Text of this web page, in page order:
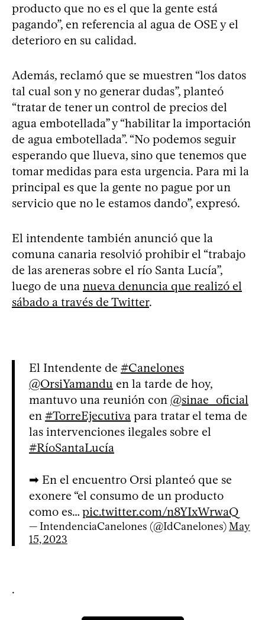
producto que no es el que la gente está
pagando”, en referencia al agua de OSE y el
deterioro en su calidad.
Además, reclamó que se muestren “los datos
tal cual son y no generar dudas”, planteó
“tratar de tener un control de precios del
agua embotellada” y “habilitar la importación
de agua embotellada”. “No podemos seguir
esperando que llueva, sino que tenemos que
tomar medidas para esta urgencia. Para mi la
principal es que la gente no pague por un
servicio que no le estamos dando”, expresó.
El intendente también anunció que la
comuna canaria resolvió prohibir el “trabajo
de las areneras sobre el río Santa Lucía”,
luego de una nueva denuncia que realizó el
sábado a través de Twitter.
El Intendente de #Canelones
@OrsiYamandu en la tarde de hoy,
mantuvo una reunión con @sinae_oficial
en #TorreEjecutiva para tratar el tema de
las intervenciones ilegales sobre el
#RíoSantaLucía
➡ En el encuentro Orsi planteó que se
exonere “el consumo de un producto
como es… pic.twitter.com/n8YIxWrwaQ
— IntendenciaCanelones (@IdCanelones)May
15, 2023
.